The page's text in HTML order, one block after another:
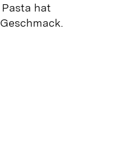
hat